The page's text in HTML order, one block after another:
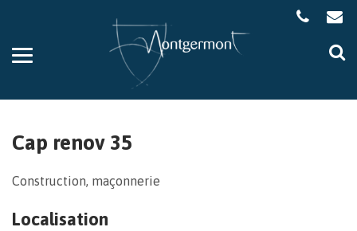
Aller
la
Cap renov 35
Construction, maçonnerie
Localisation